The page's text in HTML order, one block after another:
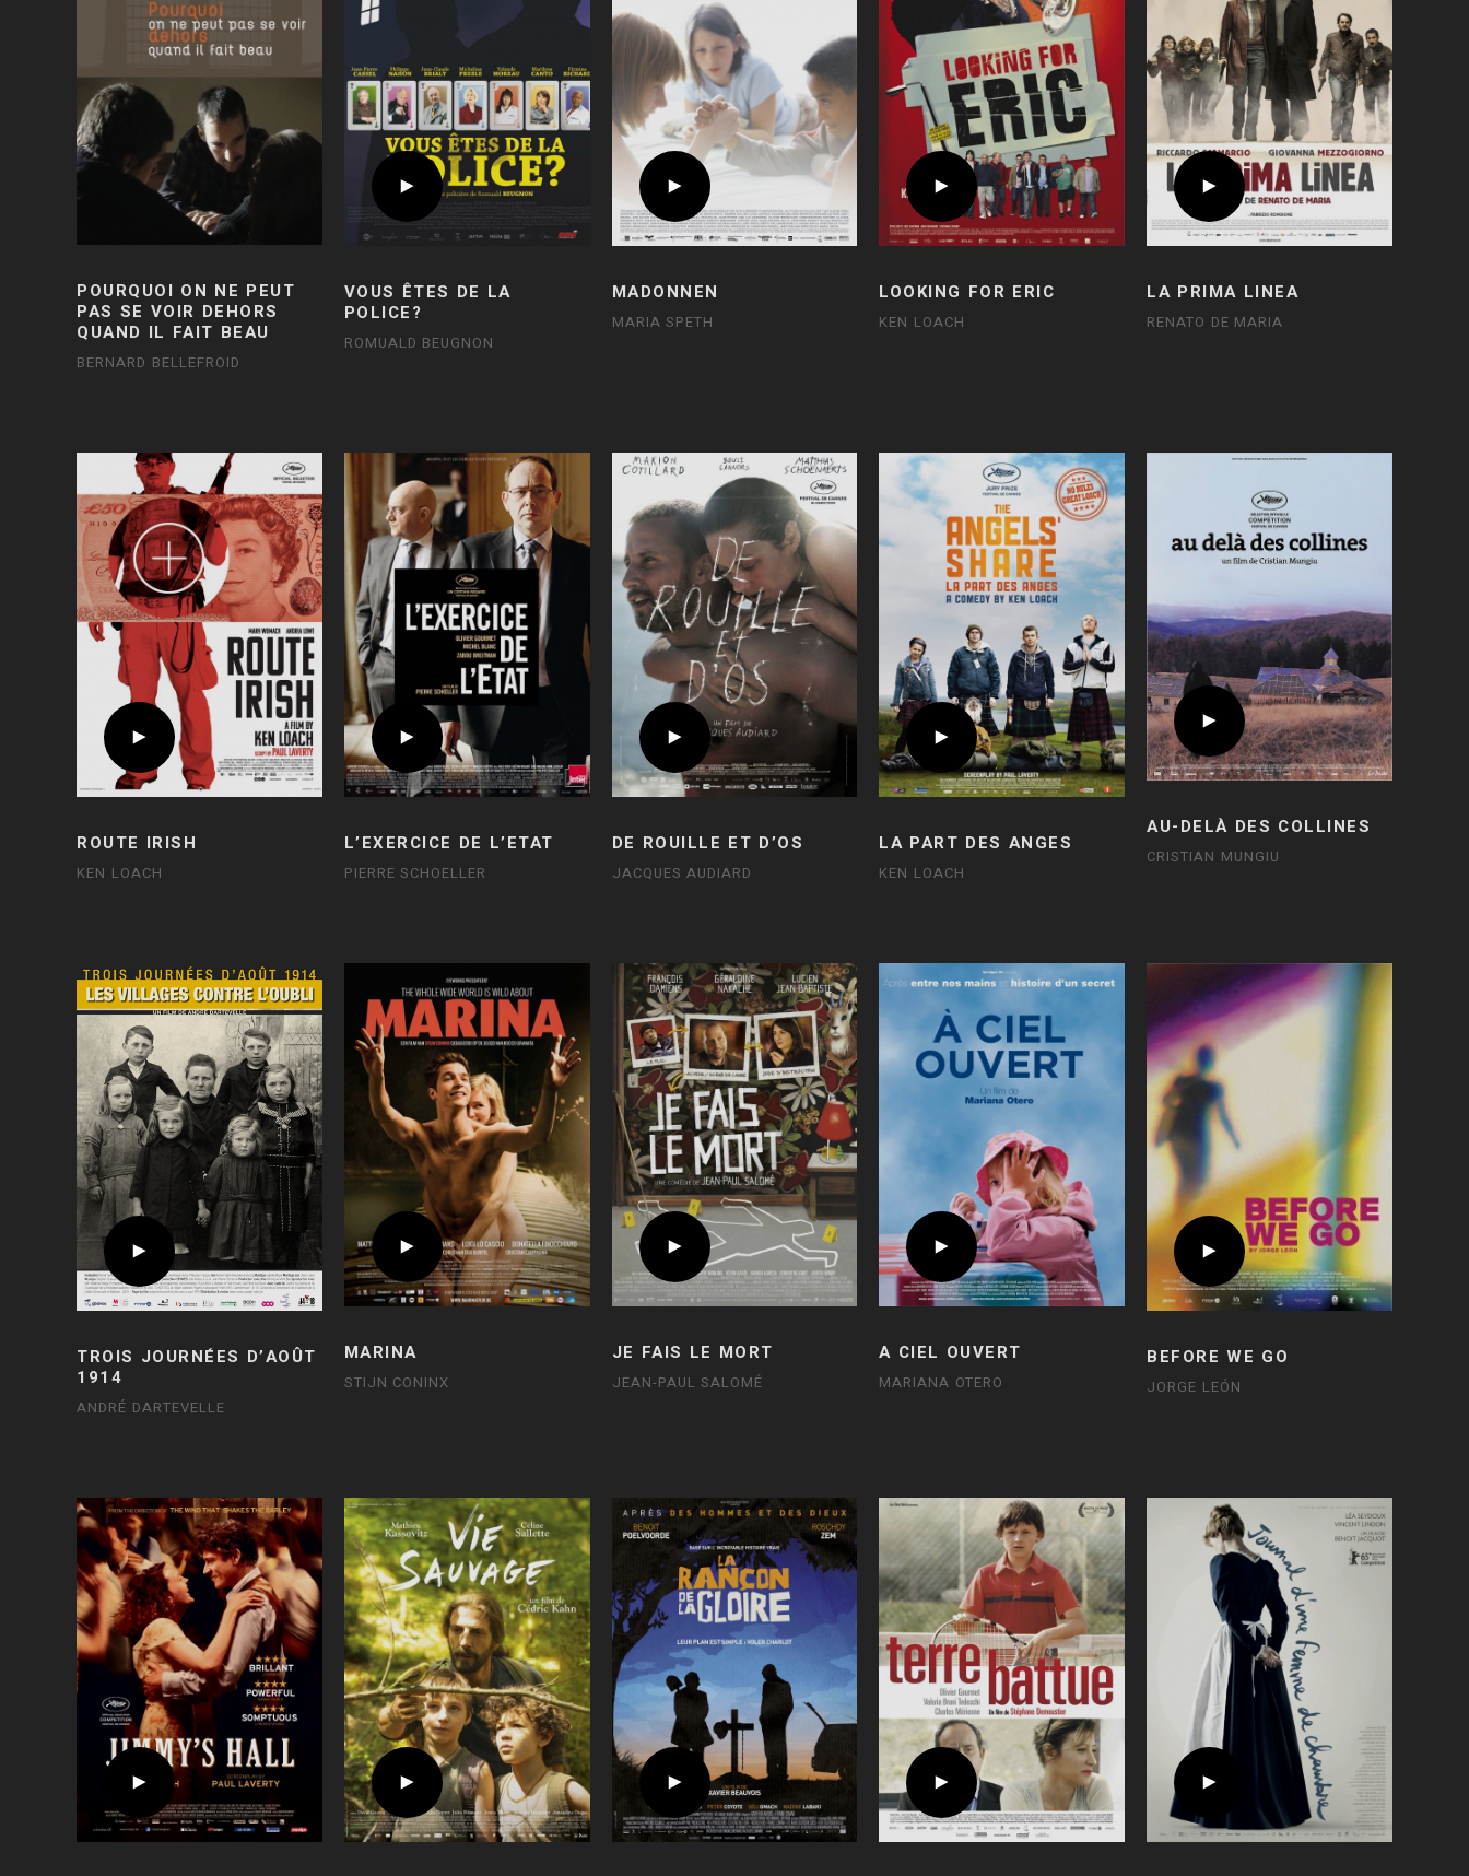
POURQUOI ON NE PEUT
PAS SE VOIR DEHORS
QUAND IL FAIT BEAU
BERNARD BELLEFROID
VOUS ÊTES DE LA
POLICE?
ROMUALD BEUGNON
MADONNEN
MARIA SPETH
LOOKING FOR ERIC
KEN LOACH
LA PRIMA LINEA
RENATO DE MARIA
ROUTE IRISH
KEN LOACH
L’EXERCICE DE L’ETAT
PIERRE SCHOELLER
DE ROUILLE ET D’OS
JACQUES AUDIARD
LA PART DES ANGES
KEN LOACH
AU-DELÀ DES COLLINES
CRISTIAN MUNGIU
TROIS JOURNÉES D’AOÛT
1914
ANDRÉ DARTEVELLE
MARINA
STIJN CONINX
JE FAIS LE MORT
JEAN-PAUL SALOMÉ
A CIEL OUVERT
MARIANA OTERO
BEFORE WE GO
JORGE LEÓN